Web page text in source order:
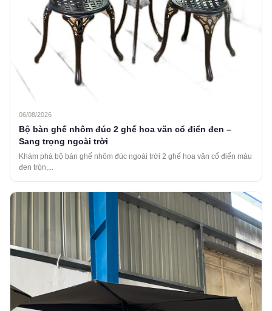
06/08/2026
Bộ bàn ghế nhôm đúc 2 ghế hoa văn cổ điển đen –
Sang trọng ngoài trời
Khám phá bộ bàn ghế nhôm đúc ngoài trời 2 ghế hoa văn cổ điển màu
đen tròn,...